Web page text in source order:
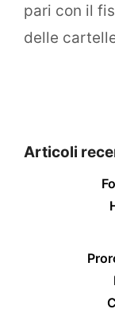
pari con il
delle
Articoli